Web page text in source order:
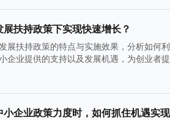
扶持政策下实现快速增长？
展扶持政策的特点与实施效果，分析如何
企业提供的支持以及发展机遇，为创业者
企业政策力度时，如何抓住机遇实